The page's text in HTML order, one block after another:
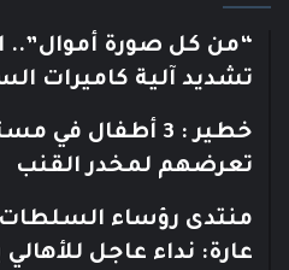
“من كل صورة أموال”..
تشديد آلية كاميرات
خطير : 3 أطفال
تعرضهم لمخدر القنب
منتدى رؤساء السلطات
عارة: نداء عاجل